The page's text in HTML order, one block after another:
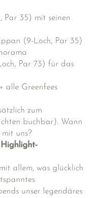
Par 35) mit seinen
(9-Loch, Par 35)
Par 73) für das
alle Greenfees
zum
buchbar). Wann
uns?
mit allem, was glücklich
unser legendäres